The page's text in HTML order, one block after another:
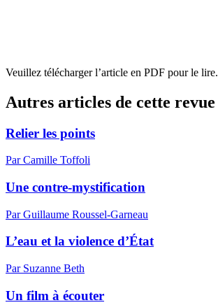
Veuillez télécharger l’article en PDF pour le lire.
Autres articles de cette revue
Relier les points
Par Camille Toffoli
Une contre-mystification
Par Guillaume Roussel-Garneau
L’eau et la violence d’État
Par Suzanne Beth
Un film à écouter